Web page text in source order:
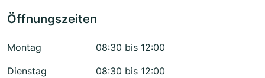
Öffnungszeiten
Montag
08:30 bis 12:00
Dienstag
08:30 bis 12:00